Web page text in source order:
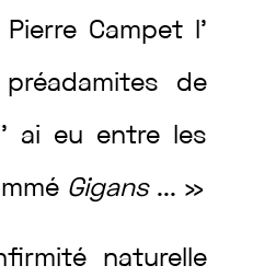
Pierre Campet l’
préadamites de
ai eu entre les
Gigans ... »
naturelle